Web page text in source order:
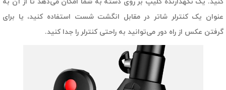
عنوان یک کنترلر شاتر در مقابل انگشت شست استفاده کنید، یا برای
گرفتن عکس از راه دور می‌توانید به راحتی کنترلر را جدا کنید.